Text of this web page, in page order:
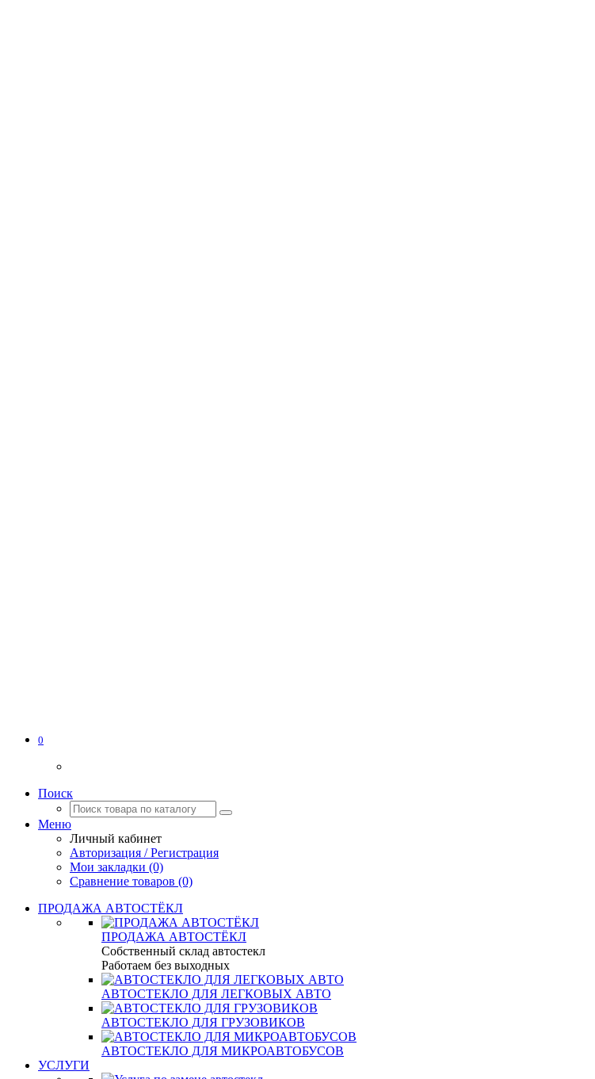
0
Поиск
Меню
Личный кабинет
Авторизация / Регистрация
Мои закладки (0)
Сравнение товаров (0)
ПРОДАЖА АВТОСТЁКЛ
ПРОДАЖА АВТОСТЁКЛ
Собственный склад автостекл
Работаем без выходных
АВТОСТЕКЛО ДЛЯ ЛЕГКОВЫХ АВТО
АВТОСТЕКЛО ДЛЯ ГРУЗОВИКОВ
АВТОСТЕКЛО ДЛЯ МИКРОАВТОБУСОВ
УСЛУГИ